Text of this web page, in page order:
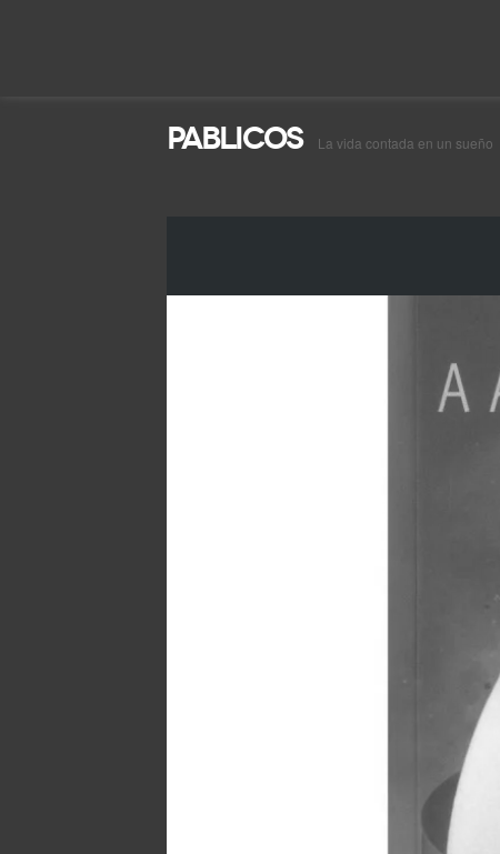
Pablicos La vida contada en un sueño